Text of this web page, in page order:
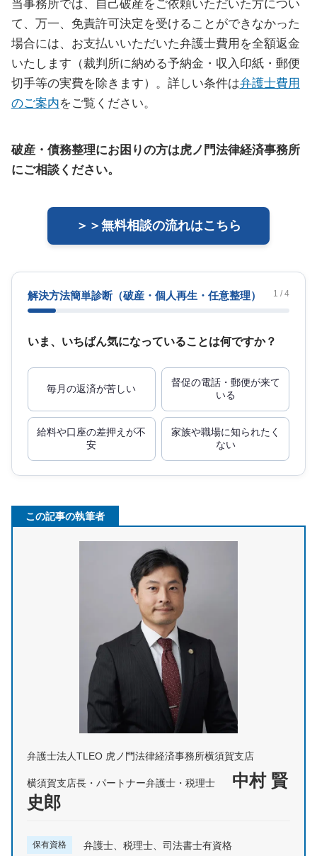
当事務所では、自己破産をご依頼いただいた方につい
て、万一、免責許可決定を受けることができなかった
場合には、お支払いいただいた弁護士費用を全額返金
いたします（裁判所に納める予納金・収入印紙・郵便
切手等の実費を除きます）。詳しい条件は弁護士費用
のご案内をご覧ください。
破産・債務整理にお困りの方は虎ノ門法律経済事務所
にご相談ください。
＞＞無料相談の流れはこちら
解決方法簡単診断（破産・個人再生・任意整理） 1 / 4
いま、いちばん気になっていることは何ですか？
毎月の返済が苦しい
督促の電話・郵便が来て
いる
給料や口座の差押えが不
安
家族や職場に知られたく
ない
この記事の執筆者
弁護士法人TLEO 虎ノ門法律経済事務所横須賀支店
横須賀支店長・パートナー弁護士・税理士
中村 賢
史郎
保有資格 弁護士、税理士、司法書士有資格